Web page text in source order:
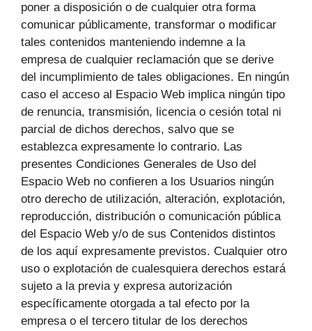
poner a disposición o de cualquier otra forma
comunicar públicamente, transformar o modificar
tales contenidos manteniendo indemne a la
empresa de cualquier reclamación que se derive
del incumplimiento de tales obligaciones. En ningún
caso el acceso al Espacio Web implica ningún tipo
de renuncia, transmisión, licencia o cesión total ni
parcial de dichos derechos, salvo que se
establezca expresamente lo contrario. Las
presentes Condiciones Generales de Uso del
Espacio Web no confieren a los Usuarios ningún
otro derecho de utilización, alteración, explotación,
reproducción, distribución o comunicación pública
del Espacio Web y/o de sus Contenidos distintos
de los aquí expresamente previstos. Cualquier otro
uso o explotación de cualesquiera derechos estará
sujeto a la previa y expresa autorización
específicamente otorgada a tal efecto por la
empresa o el tercero titular de los derechos